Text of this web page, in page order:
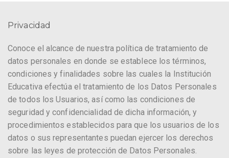
Privacidad
Conoce el alcance de nuestra política de tratamiento de
datos personales en donde se establece los términos,
condiciones y finalidades sobre las cuales la Institución
Educativa efectúa el tratamiento de los Datos Personales
de todos los Usuarios, así como las condiciones de
seguridad y confidencialidad de dicha información, y
procedimientos establecidos para que los usuarios de los
datos o sus representantes puedan ejercer los derechos
sobre las leyes de protección de Datos Personales.